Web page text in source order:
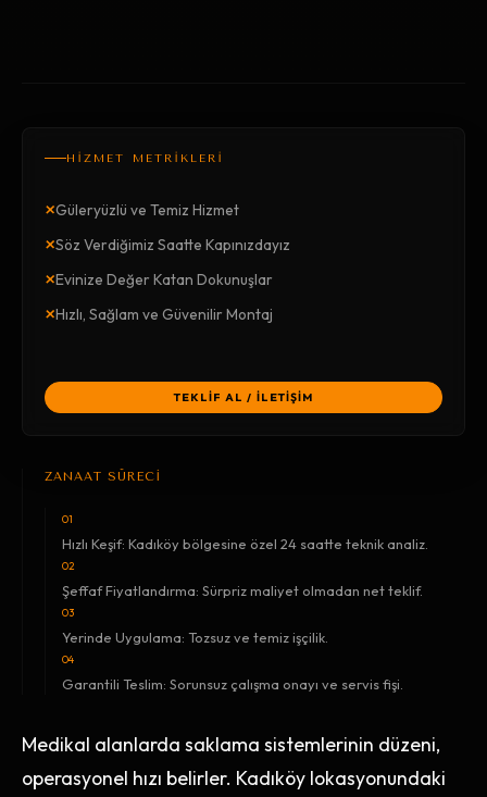
HİZMET METRİKLERİ
×Güleryüzlü ve Temiz Hizmet
×Söz Verdiğimiz Saatte Kapınızdayız
×Evinize Değer Katan Dokunuşlar
×Hızlı, Sağlam ve Güvenilir Montaj
TEKLİF AL / İLETİŞİM
ZANAAT SÜRECİ
01
Hızlı Keşif: Kadıköy bölgesine özel 24 saatte teknik analiz.
02
Şeffaf Fiyatlandırma: Sürpriz maliyet olmadan net teklif.
03
Yerinde Uygulama: Tozsuz ve temiz işçilik.
04
Garantili Teslim: Sorunsuz çalışma onayı ve servis fişi.
Medikal alanlarda saklama sistemlerinin düzeni,
operasyonel hızı belirler. Kadıköy lokasyonundaki